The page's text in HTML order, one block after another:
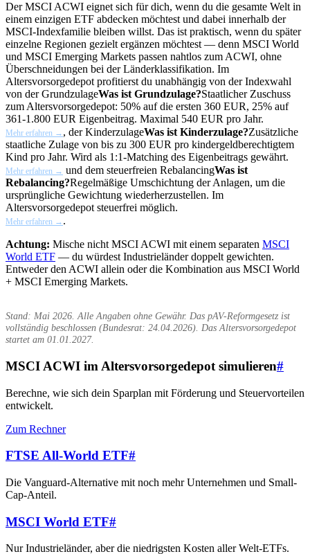
Der MSCI ACWI eignet sich für dich, wenn du die gesamte Welt in
einem einzigen ETF abdecken möchtest und dabei innerhalb der
MSCI-Indexfamilie bleiben willst. Das ist praktisch, wenn du später
einzelne Regionen gezielt ergänzen möchtest — denn MSCI World
und MSCI Emerging Markets passen nahtlos zum ACWI, ohne
Überschneidungen bei der Länderklassifikation. Im
Altersvorsorgedepot profitierst du unabhängig von der Indexwahl
von derGrundzulageWas ist Grundzulage?Staatlicher Zuschuss
zum Altersvorsorgedepot: 50% auf die ersten 360 EUR, 25% auf
361-1.800 EUR Eigenbeitrag. Maximal 540 EUR pro Jahr.
Mehr erfahren → , derKinderzulageWas ist Kinderzulage?Zusätzliche
staatliche Zulage von bis zu 300 EUR pro kindergeldberechtigtem
Kind pro Jahr. Wird als 1:1-Matching des Eigenbeitrags gewährt.
Mehr erfahren → und dem steuerfreien RebalancingWas ist
Rebalancing?Regelmäßige Umschichtung der Anlagen, um die
ursprüngliche Gewichtung wiederherzustellen. Im
Altersvorsorgedepot steuerfrei möglich.
Mehr erfahren → .
Achtung: Mische nicht MSCI ACWI mit einem separaten MSCI
World ETF — du würdest Industrieländer doppelt gewichten.
Entweder den ACWI allein oder die Kombination aus MSCI World
+ MSCI Emerging Markets.
Stand: Mai 2026. Alle Angaben ohne Gewähr. Das pAV-Reformgesetz ist
vollständig beschlossen (Bundesrat: 24.04.2026). Das Altersvorsorgedepot
startet am 01.01.2027.
MSCI ACWI im Altersvorsorgedepot simulieren#
Berechne, wie sich dein Sparplan mit Förderung und Steuervorteilen
entwickelt.
Zum Rechner
FTSE All-World ETF#
Die Vanguard-Alternative mit noch mehr Unternehmen und Small-
Cap-Anteil.
MSCI World ETF#
Nur Industrieländer, aber die niedrigsten Kosten aller Welt-ETFs.